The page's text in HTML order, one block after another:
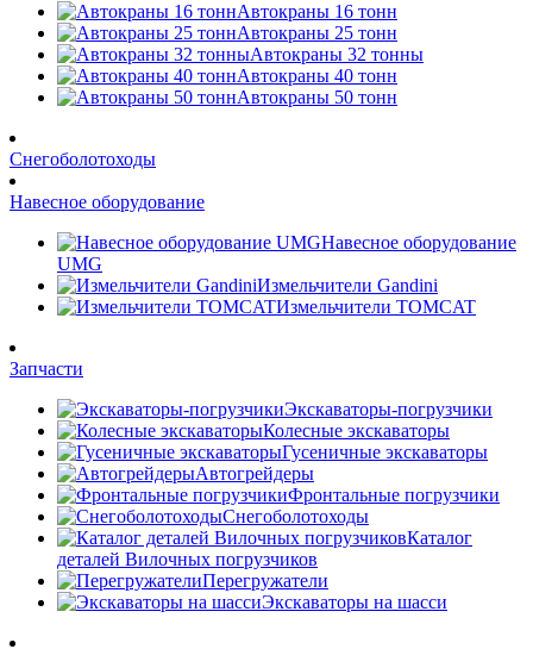
Автокраны 16 тонн
Автокраны 25 тонн
Автокраны 32 тонны
Автокраны 40 тонн
Автокраны 50 тонн
Снегоболотоходы
Навесное оборудование
Навесное оборудование
UMG
Измельчители Gandini
Измельчители TOMCAT
Запчасти
Экскаваторы-погрузчики
Колесные экскаваторы
Гусеничные экскаваторы
Автогрейдеры
Фронтальные погрузчики
Снегоболотоходы
Каталог
деталей Вилочных погрузчиков
Перегружатели
Экскаваторы на шасси